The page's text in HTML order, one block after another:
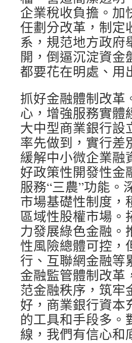
企業稅收負擔。加
任劃分改革，制定
系，規范地方政府
開，倒逼沉淀資金
都要花在明處、用
抓好金融體制改革
心，增強服務實體
大中型商業銀行設
率先做到，實行差
緩解中小微企業融
好政策性開發性金
服務“三農”功能。
市場基礎性制度，
區域性股權市場。
力發展綠色金融。
性風險總體可控，
行、互聯網金融等
金融監管體制改革
范金融秩序，筑牢
好，商業銀行資本
的工具和手段多。
線，我們有信心和